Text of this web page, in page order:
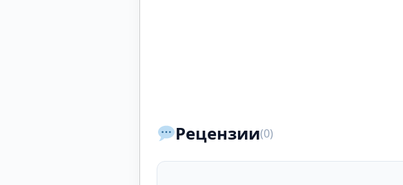
Рецензии(0)